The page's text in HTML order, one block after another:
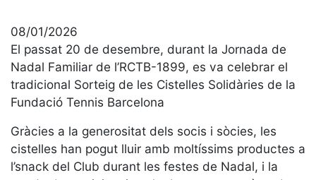
Junta
directiva
Comissions
i comités
executiva
Fundació
08/01/2026
El passat 20 de desembre, durant la Jornada de
Nadal Familiar de l’RCTB-1899, es va celebrar el
tradicional Sorteig de les Cistelles Solidàries de la
Fundació Tennis Barcelona
Gràcies a la generositat dels socis i sòcies, les
cistelles han pogut lluir amb moltíssims productes a
l’snack del Club durant les festes de Nadal, i la